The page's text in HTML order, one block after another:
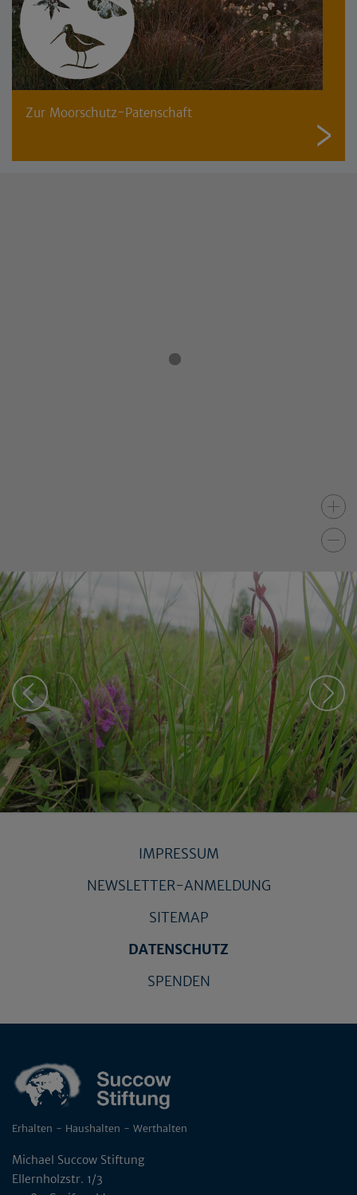
Zur Moorschutz-Patenschaft
IMPRESSUM
NEWSLETTER-ANMELDUNG
SITEMAP
DATENSCHUTZ
SPENDEN
Erhalten - Haushalten - Werthalten
Michael Succow Stiftung
Ellernholzstr. 1/3